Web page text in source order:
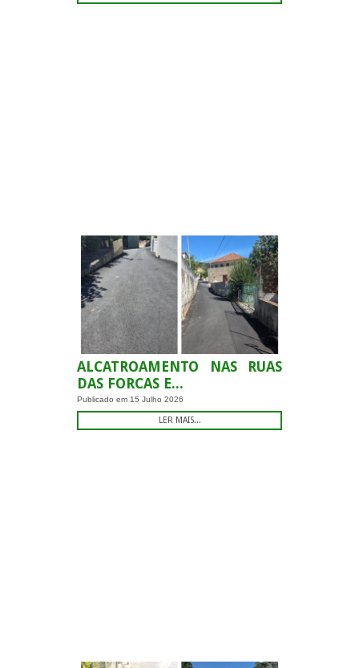
ALCATROAMENTO NAS RUAS
DAS FORCAS E...
Publicado em 15 Julho 2026
LER MAIS...